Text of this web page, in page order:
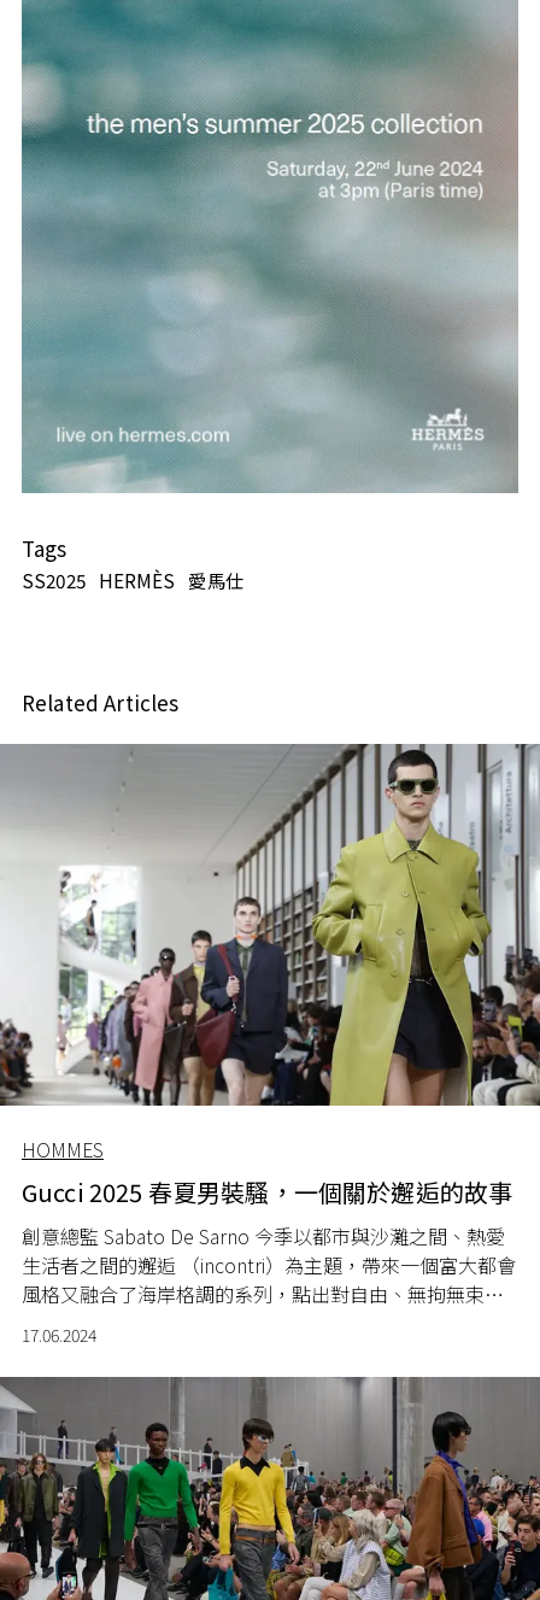
Tags
SS2025 HERMÈS 愛馬仕
Related Articles
HOMMES
Gucci 2025 春夏男裝騷，一個關於邂逅的故事
創意總監 Sabato De Sarno 今季以都市與沙灘之間、熱愛
生活者之間的邂逅 （incontri）為主題，帶來一個富大都會
風格又融合了海岸格調的系列，點出對自由、無拘無束的
追求。
17.06.2024